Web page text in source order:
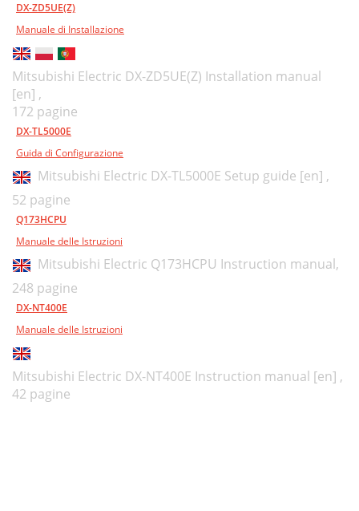
DX-ZD5UE(Z)
Manuale di Installazione
Mitsubishi Electric DX-ZD5UE(Z) Installation manual
[en] ,
172 pagine
DX-TL5000E
Guida di Configurazione
Mitsubishi Electric DX-TL5000E Setup guide [en] ,
52 pagine
Q173HCPU
Manuale delle Istruzioni
Mitsubishi Electric Q173HCPU Instruction manual,
248 pagine
DX-NT400E
Manuale delle Istruzioni
Mitsubishi Electric DX-NT400E Instruction manual [en] ,
42 pagine